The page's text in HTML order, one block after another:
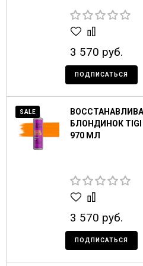
3 570 руб.
ПОДПИСАТЬСЯ
SALE
БЛОНДИНОК TIGI
970 МЛ
3 570 руб.
ПОДПИСАТЬСЯ